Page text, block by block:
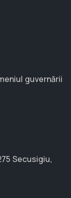
guvernării
Secusigiu,